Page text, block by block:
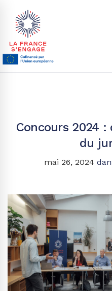
Concours 2024 :
du
mai 26, 2024